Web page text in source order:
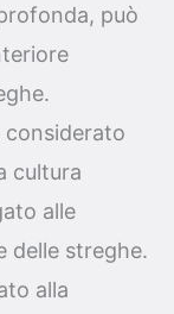
può
considerato
cultura
alle
delle streghe.
alla